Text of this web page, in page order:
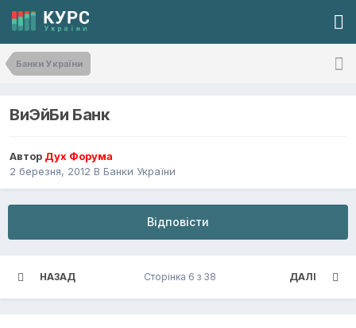
Банки України
ВиЭйБи Банк
Автор Дух Форума
2 березня, 2012 В Банки України
Відповісти
НАЗАД ДАЛІ
Сторінка 6 з 38